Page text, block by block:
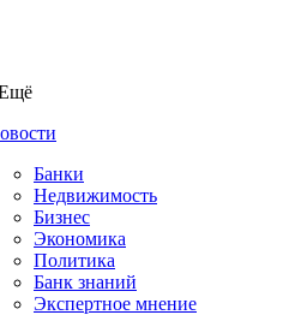
Банки
Недвижимость
Бизнес
Экономика
Политика
Банк знаний
Экспертное мнение